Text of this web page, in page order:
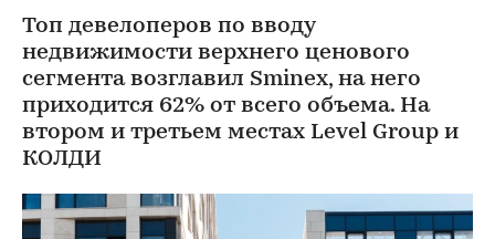
Топ девелоперов по вводу
недвижимости верхнего ценового
сегмента возглавил Sminex, на него
приходится 62% от всего объема. На
втором и третьем местах Level Group и
КОЛДИ